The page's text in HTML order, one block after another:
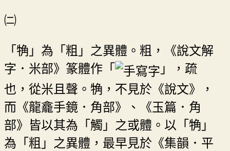
㈡
「觕」為「粗」之異體。粗，《說文解
字．米部》篆體作「
」，疏
也，從米且聲。觕，不見於《說文》，
而《龍龕手鏡．角部》、《玉篇．角
部》皆以其為「觸」之或體。以「觕」
為「粗」之異體，最早見於《集韻．平